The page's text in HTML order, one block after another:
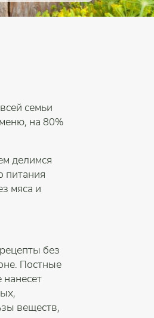
семьи
на 80%
делимся
питания
мяса и
без
Постные
веществ,